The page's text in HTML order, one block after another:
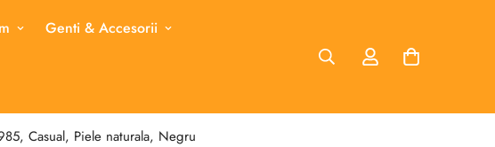
Genti & Accesorii
Casual, Piele naturala, Negru